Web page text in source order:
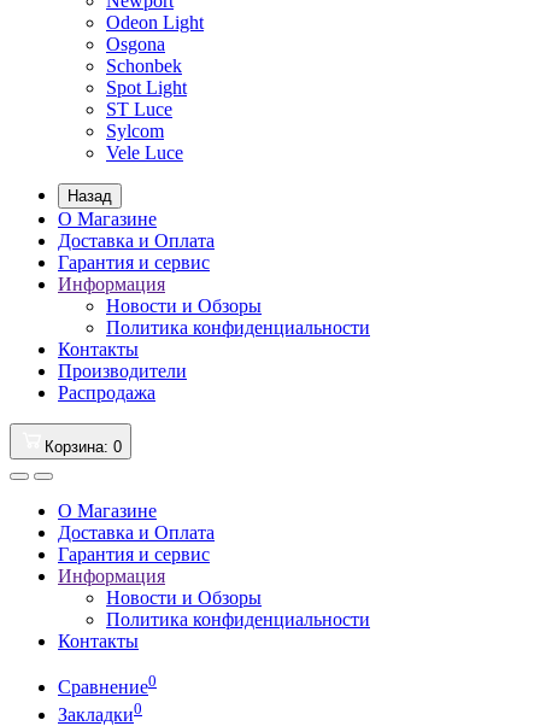
Odeon Light
Osgona
Schonbek
Spot Light
ST Luce
Sylcom
Vele Luce
Назад
О Магазине
Доставка и Оплата
Гарантия и сервис
Информация
Новости и Обзоры
Политика конфиденциальности
Контакты
Производители
Распродажа
Корзина: 0
О Магазине
Доставка и Оплата
Гарантия и сервис
Информация
Новости и Обзоры
Политика конфиденциальности
Контакты
Сравнение0
Закладки0